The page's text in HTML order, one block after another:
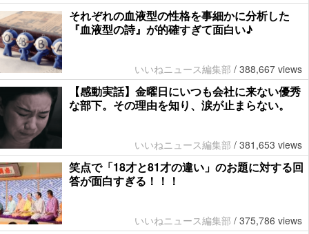
それぞれの血液型の性格を事細かに分析した
『血液型の詩』が的確すぎて面白い♪
いいねニュース編集部 / 388,667 views
【感動実話】金曜日にいつも会社に来ない優秀
な部下。その理由を知り、涙が止まらない。
いいねニュース編集部 / 381,653 views
笑点で「18才と81才の違い」のお題に対する回
答が面白すぎる！！！
いいねニュース編集部 / 375,786 views